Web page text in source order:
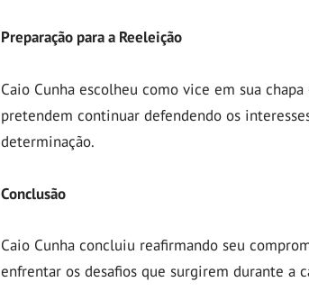
Preparação para a Reeleição
Caio Cunha escolheu como vice em sua
pretendem continuar defendendo os
determinação.
Conclusão
Caio Cunha concluiu reafirmando seu
enfrentar os desafios que surgirem durante a